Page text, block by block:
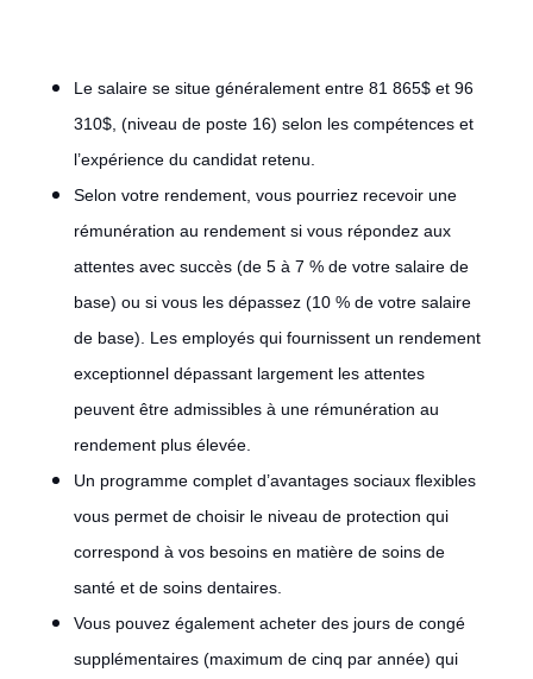
Le salaire se situe généralement entre 81 865$ et 96
310$, (niveau de poste 16) selon les compétences et
l’expérience du candidat retenu.
Selon votre rendement, vous pourriez recevoir une
rémunération au rendement si vous répondez aux
attentes avec succès (de 5 à 7 % de votre salaire de
base) ou si vous les dépassez (10 % de votre salaire
de base). Les employés qui fournissent un rendement
exceptionnel dépassant largement les attentes
peuvent être admissibles à une rémunération au
rendement plus élevée.
Un programme complet d’avantages sociaux flexibles
vous permet de choisir le niveau de protection qui
correspond à vos besoins en matière de soins de
santé et de soins dentaires.
Vous pouvez également acheter des jours de congé
supplémentaires (maximum de cinq par année) qui